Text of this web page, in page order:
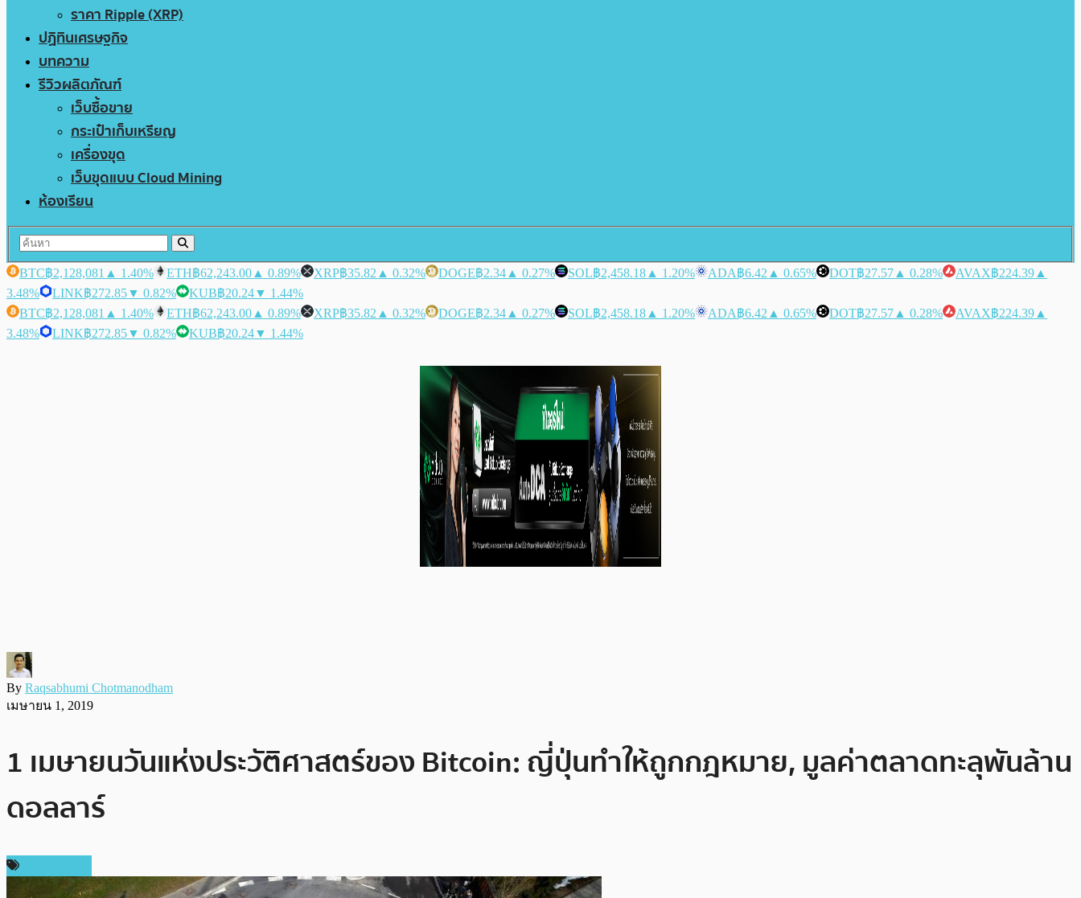
ราคา Ripple (XRP)
ปฏิทินเศรษฐกิจ
บทความ
รีวิวผลิตภัณฑ์
เว็บซื้อขาย
กระเป๋าเก็บเหรียญ
เครื่องขุด
เว็บขุดแบบ Cloud Mining
ห้องเรียน
BTC฿2,128,081 ▲ 1.40% ETH฿62,243.00 ▲ 0.89% XRP฿35.82 ▲ 0.32% DOGE฿2.34 ▲ 0.27% SOL฿2,458.18 ▲ 1.20% ADA฿6.42 ▲ 0.65% DOT฿27.57 ▲ 0.28% AVAX฿224.39 ▲
3.48%
LINK฿272.85▼ 0.82% KUB฿20.24▼ 1.44%
BTC฿2,128,081 ▲ 1.40% ETH฿62,243.00 ▲ 0.89% XRP฿35.82 ▲ 0.32% DOGE฿2.34 ▲ 0.27% SOL฿2,458.18 ▲ 1.20% ADA฿6.42 ▲ 0.65% DOT฿27.57 ▲ 0.28% AVAX฿224.39 ▲
3.48%
LINK฿272.85▼ 0.82% KUB฿20.24▼ 1.44%
By Raqsabhumi Chotmanodham
เมษายน 1, 2019
1 เมษายนวันแห่งประวัติศาสตร์ของ Bitcoin: ญี่ปุ่นทำให้ถูกกฎหมาย, มูลค่าตลาดทะลุพันล้าน
ดอลลาร์